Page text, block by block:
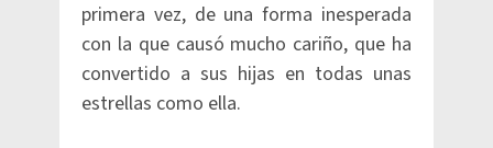
primera vez, de una forma inesperada
con la que causó mucho cariño, que ha
convertido a sus hijas en todas unas
estrellas como ella.